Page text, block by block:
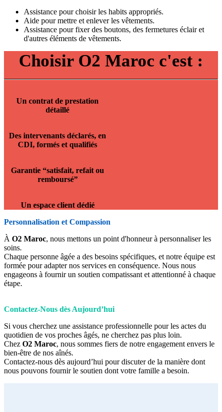
Assistance pour choisir les habits appropriés.
Aide pour mettre et enlever les vêtements.
Assistance pour fixer des boutons, des fermetures éclair et
d'autres éléments de vêtements.
Choisir O2 Maroc c'est :
Un contrat de prestation
détaillé
Des intervenants déclarés, en
CDI, formés et qualifiés
Garantie “satisfait, refait ou
remboursé”
Un espace client dédié
Personnalisation et Compassion
À O2 Maroc, nous mettons un point d'honneur à personnaliser les
soins.
Chaque personne âgée a des besoins spécifiques, et notre équipe est
formée pour adapter nos services en conséquence. Nous nous
engageons à fournir un soutien compatissant et attentionné à chaque
étape.
Contactez-Nous dès Aujourd’hui
Si vous cherchez une assistance professionnelle pour les actes du
quotidien de vos proches âgés, ne cherchez pas plus loin.
Chez O2 Maroc, nous sommes fiers de notre engagement envers le
bien-être de nos aînés.
Contactez-nous dès aujourd’hui pour discuter de la manière dont
nous pouvons fournir le soutien dont votre famille a besoin.